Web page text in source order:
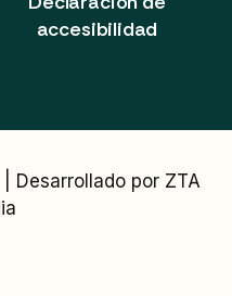
accesibilidad
Desarrollado por ZTA